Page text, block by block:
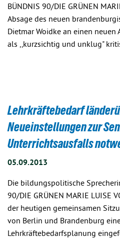
BÜNDNIS 90/DIE GRÜNEN
Absage des neuen
Dietmar Woidke an einen
als ,,kurzsichtig und unklug"
Lehrkräftebedarf
Neueinstellungen zur
Unterrichtsausfalls
05.09.2013
Die bildungspolitische
90/DIE GRÜNEN MARIE LUISE
der heutigen gemeinsamen
von Berlin und Brandenburg
Lehrkräftebedarfsplanung